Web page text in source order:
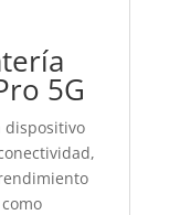
5G
dispositivo